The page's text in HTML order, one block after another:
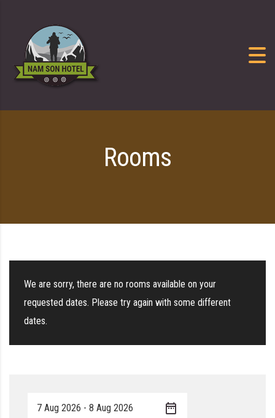
Rooms
We are sorry, there are no rooms available on your
requested dates. Please try again with some different
dates.